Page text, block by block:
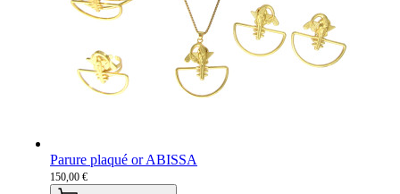
Parure plaqué or ABISSA
150,00 €